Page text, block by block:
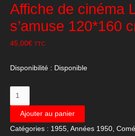
Affiche de cinéma
s’amuse 120*160
45,00€ TTC
Disponibilité : Disponible
quantité
de
Affiche
de
Ajouter au panier
Catégories : 1955 Années 1950